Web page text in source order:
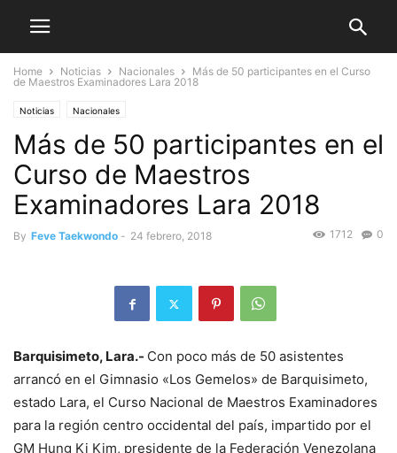
Home Noticias Nacionales
Más de 50 participantes en el Curso
de Maestros Examinadores Lara 2018
Noticias Nacionales
Más de 50 participantes en el
Curso de Maestros
Examinadores Lara 2018
By Feve Taekwondo - 24 febrero, 2018 0
1712
Barquisimeto, Lara.- Con poco más de 50 asistentes
arrancó en el Gimnasio «Los Gemelos» de Barquisimeto,
estado Lara, el Curso Nacional de Maestros Examinadores
para la región centro occidental del país, impartido por el
GM Hung Ki Kim, presidente de la Federación Venezolana